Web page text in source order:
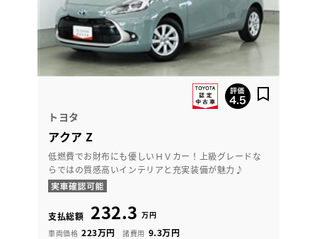
トヨタ
アクア Z
低燃費でお財布にも優しいＨＶカー！上級グレードな
らではの質感高いインテリアと充実装備が魅力♪
支払総額 232.3 万円
車両価格 223万円 諸費用 9.3万円